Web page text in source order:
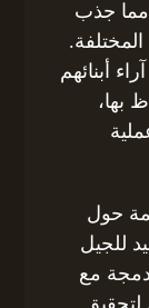
مما جذب
أبنائهم
بها،
حول
للجيل
مع
لتحقيق